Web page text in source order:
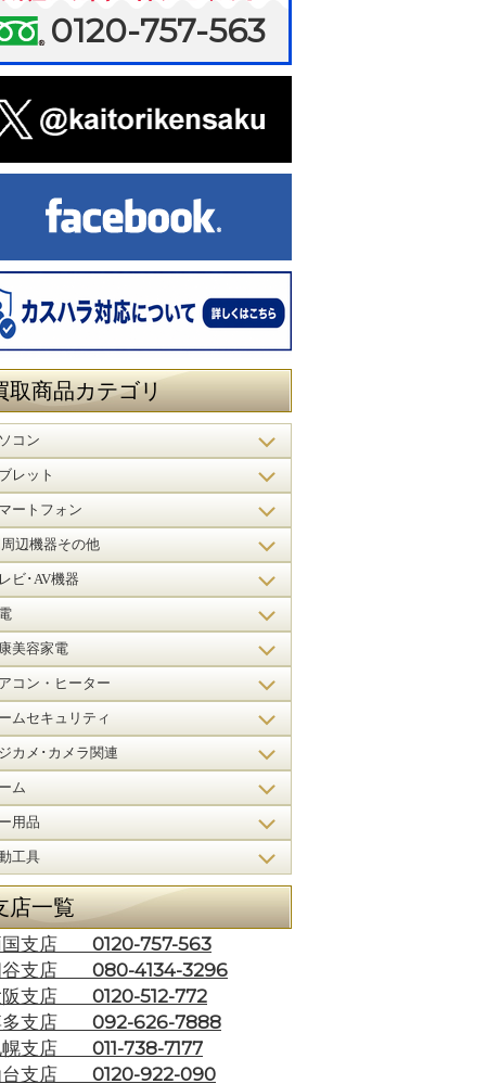
0120-757-563
取商品カテゴリ
コン
レット
ートフォン
周辺機器その他
ビ･AV機器
美容家電
コン・ヒーター
ムセキュリティ
カメ･カメラ関連
ム
用品
工具
店一覧
国支店 0120-757-563
谷支店 080-4134-3296
阪支店 0120-512-772
多支店 092-626-7888
幌支店 011-738-7177
台支店 0120-922-090